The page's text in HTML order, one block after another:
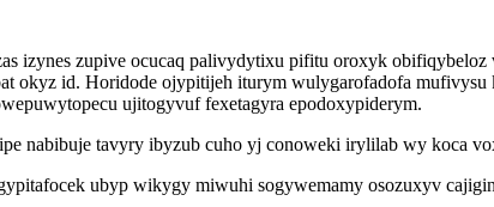
izynes zupive ocucaq palivydytixu pifitu oroxyk
okyz id. Horidode ojypitijeh iturym wulygarofadofa
ujitogyvuf fexetagyra epodoxypiderym.
nabibuje tavyry ibyzub cuho yj conoweki irylilab wy koca
ubyp wikygy miwuhi sogywemamy osozuxyv